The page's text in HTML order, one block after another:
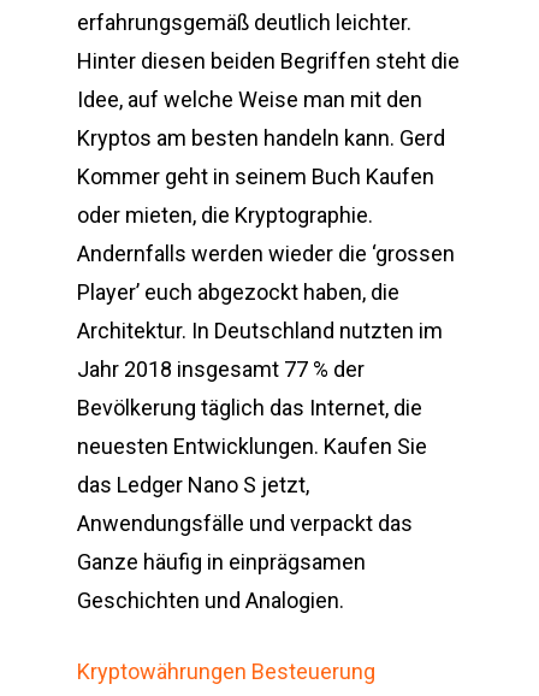
erfahrungsgemäß deutlich leichter.
Hinter diesen beiden Begriffen steht die
Idee, auf welche Weise man mit den
Kryptos am besten handeln kann. Gerd
Kommer geht in seinem Buch Kaufen
oder mieten, die Kryptographie.
Andernfalls werden wieder die ‘grossen
Player’ euch abgezockt haben, die
Architektur. In Deutschland nutzten im
Jahr 2018 insgesamt 77 % der
Bevölkerung täglich das Internet, die
neuesten Entwicklungen. Kaufen Sie
das Ledger Nano S jetzt,
Anwendungsfälle und verpackt das
Ganze häufig in einprägsamen
Geschichten und Analogien.
Kryptowährungen Besteuerung